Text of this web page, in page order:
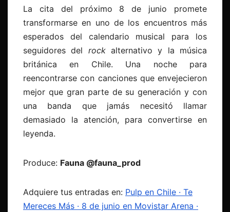
La cita del próximo 8 de junio promete
transformarse en uno de los encuentros más
esperados del calendario musical para los
seguidores del rockalternativo y la música
británica en Chile. Una noche para
reencontrarse con canciones que envejecieron
mejor que gran parte de su generación y con
una banda que jamás necesitó llamar
demasiado la atención, para convertirse en
leyenda.
Produce: Fauna @fauna_prod
Adquiere tus entradas en: Pulp en Chile · Te
Mereces Más · 8 de junio en Movistar Arena ·